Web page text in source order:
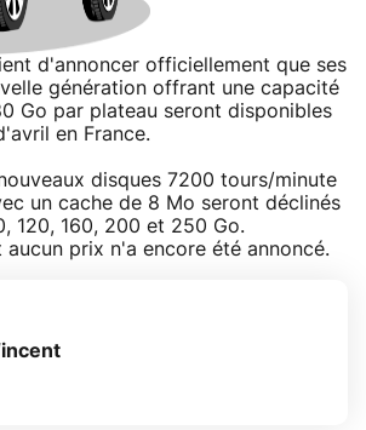
d'annoncer officiellement que ses
génération offrant une capacité
Go par plateau seront disponibles
en France.
disques 7200 tours/minute
un cache de 8 Mo seront déclinés
120, 160, 200 et 250 Go.
aucun prix n'a encore été annoncé.